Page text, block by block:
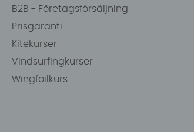
B2B - Företagsförsäljning
Prisgaranti
Kitekurser
Vindsurfingkurser
Wingfoilkurs